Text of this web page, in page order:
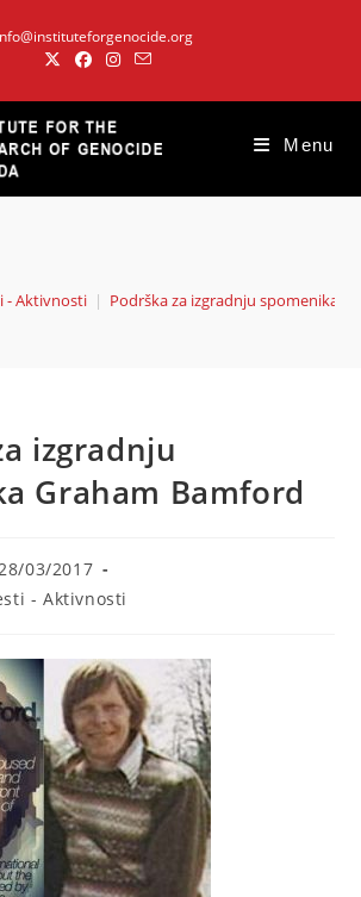
Menu
- Aktivnosti | Podrška za izgradnju spomenika
izgradnju
Graham Bamford
03/2017
- Aktivnosti